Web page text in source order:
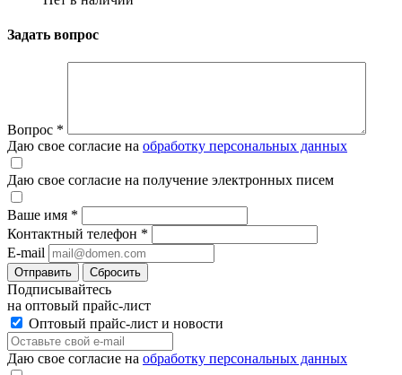
Задать вопрос
Вопрос *
Даю свое согласие на обработку персональных данных
Даю свое согласие на получение электронных писем
Ваше имя *
Контактный телефон *
E-mail
Отправить Сбросить
Подписывайтесь
на оптовый прайс-лист
Оптовый прайс-лист и новости
Даю свое согласие на обработку персональных данных